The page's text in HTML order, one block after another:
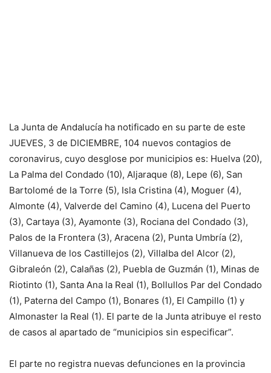
La Junta de Andalucía ha notificado en su parte de este
JUEVES, 3 de DICIEMBRE, 104 nuevos contagios de
coronavirus, cuyo desglose por municipios es: Huelva (20),
La Palma del Condado (10), Aljaraque (8), Lepe (6), San
Bartolomé de la Torre (5), Isla Cristina (4), Moguer (4),
Almonte (4), Valverde del Camino (4), Lucena del Puerto
(3), Cartaya (3), Ayamonte (3), Rociana del Condado (3),
Palos de la Frontera (3), Aracena (2), Punta Umbría (2),
Villanueva de los Castillejos (2), Villalba del Alcor (2),
Gibraleón (2), Calañas (2), Puebla de Guzmán (1), Minas de
Riotinto (1), Santa Ana la Real (1), Bollullos Par del Condado
(1), Paterna del Campo (1), Bonares (1), El Campillo (1) y
Almonaster la Real (1). El parte de la Junta atribuye el resto
de casos al apartado de “municipios sin especificar”.
El parte no registra nuevas defunciones en la provincia